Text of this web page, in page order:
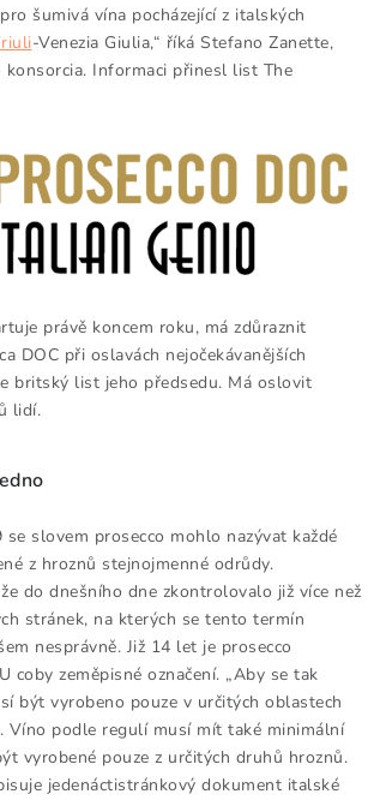
osobních údajů
Hodnocení obchodu
Velkoobchod
šumivá vína pocházející z italských
-Venezia Giulia,“ říká Stefano Zanette,
konsorcia. Informaci přinesl list The
právě koncem roku, má zdůraznit
DOC při oslavách nejočekávanějších
britský list jeho předsedu. Má oslovit
lidí.
slovem prosecco mohlo nazývat každé
z hroznů stejnojmenné odrůdy.
do dnešního dne zkontrolovalo již více než
stránek, na kterých se tento termín
nesprávně. Již 14 let je prosecco
coby zeměpisné označení. „Aby se tak
být vyrobeno pouze v určitých oblastech
Víno podle regulí musí mít také minimální
vyrobené pouze z určitých druhů hroznů.
jedenáctistránkový dokument italské